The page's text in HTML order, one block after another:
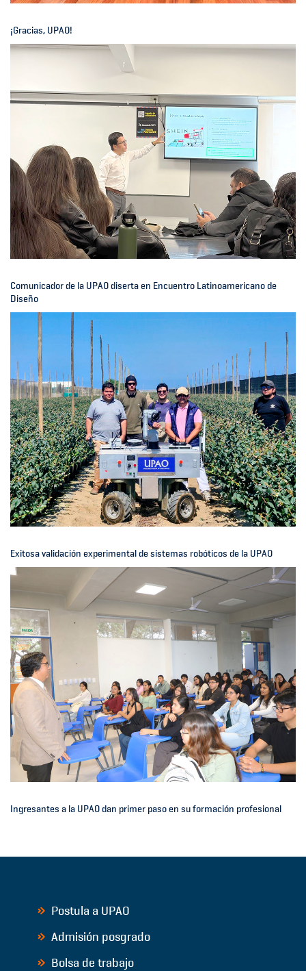
¡Gracias, UPAO!
Comunicador de la UPAO diserta en Encuentro Latinoamericano de
Diseño
Exitosa validación experimental de sistemas robóticos de la UPAO
Ingresantes a la UPAO dan primer paso en su formación profesional
Postula a UPAO
Admisión posgrado
Bolsa de trabajo